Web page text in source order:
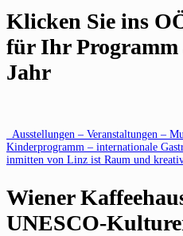
Klicken Sie ins
für Ihr Programm
Jahr
Ausstellungen – Veranstaltungen –
Kinderprogramm – internationale
inmitten von Linz ist Raum und
Wiener
UNESCO-